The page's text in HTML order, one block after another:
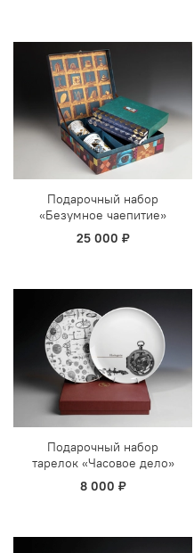
Подарочный набор
«Безумное чаепитие»
25 000 ₽
Подарочный набор
тарелок «Часовое дело»
8 000 ₽